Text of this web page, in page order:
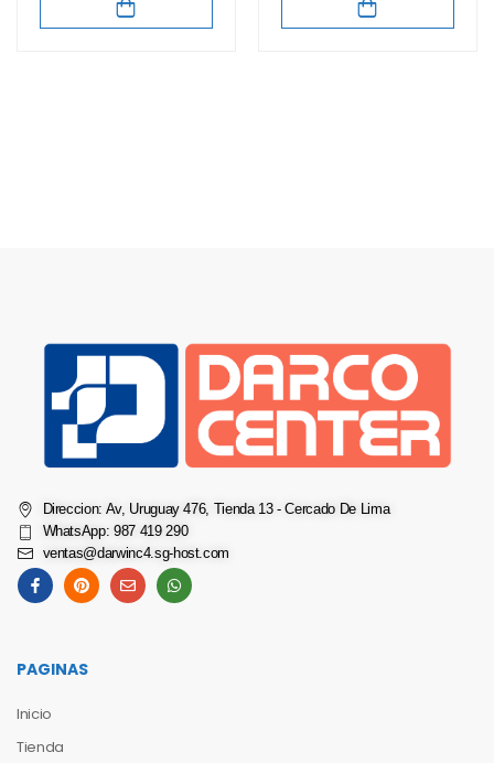
Direccion: Av, Uruguay 476, Tienda 13 - Cercado De Lima
WhatsApp: 987 419 290
ventas@darwinc4.sg-host.com
PAGINAS
Inicio
Tienda